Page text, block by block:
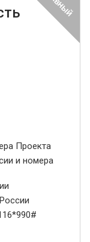
Проекта
и номера